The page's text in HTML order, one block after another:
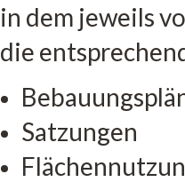
in dem jeweils
die
Satzungen